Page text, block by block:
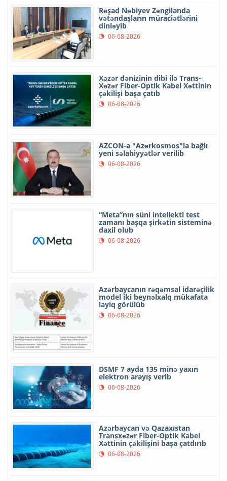
Rəşad Nəbiyev Zəngilanda
vətəndaşların müraciətlərini
dinləyib
06-08-2026
Xəzər dənizinin dibi ilə Trans-
Xəzər Fiber-Optik Kabel Xəttinin
çəkilişi başa çatıb
06-08-2026
AZCON-a "Azərkosmos"la bağlı
yeni səlahiyyətlər verilib
06-08-2026
“Meta”nın süni intellekti test
zamanı başqa şirkətin sisteminə
daxil olub
06-08-2026
Azərbaycanın rəqəmsal idarəçilik
model iki beynəlxalq mükafata
layiq görülüb
06-08-2026
DSMF 7 ayda 135 minə yaxın
elektron arayış verib
06-08-2026
Azərbaycan və Qazaxıstan
Transxəzər Fiber-Optik Kabel
Xəttinin çəkilişini başa çatdırıb
06-08-2026